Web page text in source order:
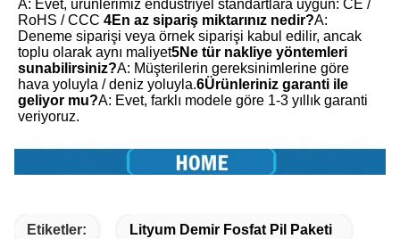
A: Evet, ürünlerimiz endüstriyel standartlara uygun: CE /
RoHS / CCC 4En az sipariş miktarınız nedir?A:
Deneme siparişi veya örnek siparişi kabul edilir, ancak
toplu olarak aynı maliyet5Ne tür nakliye yöntemleri
sunabilirsiniz?A: Müşterilerin gereksinimlerine göre
hava yoluyla / deniz yoluyla.6Ürünleriniz garanti ile
geliyor mu?A: Evet, farklı modele göre 1-3 yıllık garanti
veriyoruz.
Etiketler: Lityum Demir Fosfat Pil Paketi